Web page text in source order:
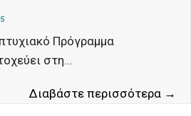
Πρόγραμμα
στη...
Διαβάστε περισσότερα →